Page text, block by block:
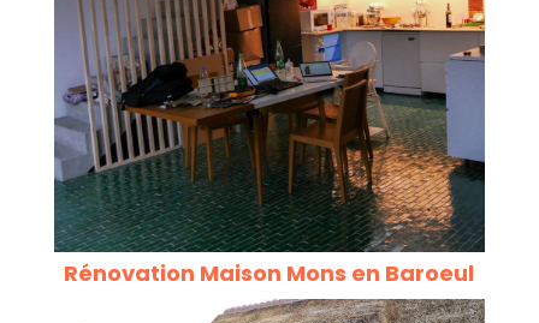
Rénovation Maison Mons en Baroeul